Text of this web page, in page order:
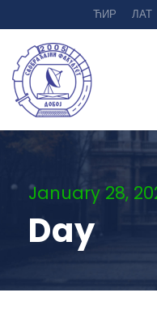
ЋИР ЛАТ
January 28,
Day